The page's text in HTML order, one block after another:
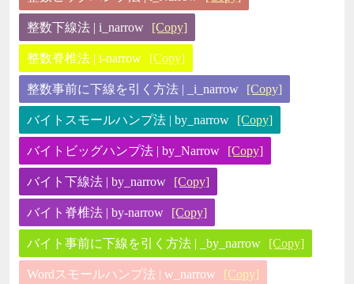
整数下線法 | i_narrow [Copy]
整数脊椎法 | i-narrow [Copy]
整数事前に下線を引く方法 | _i_narrow [Copy]
バイトスモールハンプ法 | by_narrow [Copy]
バイトビッグハンプ法 | by_Narrow [Copy]
バイト下線法 | by_narrow [Copy]
バイト脊椎法 | by-narrow [Copy]
バイト事前に下線を引く方法 | _by_narrow [Copy]
Wordスモールハンプ法 | w_narrow [Copy]